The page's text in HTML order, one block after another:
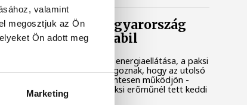
valamint
megosztjuk az Ön
Ön adott meg
Marketing
Péter: Magyarország
energiaellátása stabil
Jelenleg stabil Magyarország energiaellátása, a paksi
munkatársai azon dolgoznak, hogy az utolsó
még termelő turbina hibamentesen működjön -
közölte a miniszterelnök a paksi erőműnél tett keddi
látogatása során.